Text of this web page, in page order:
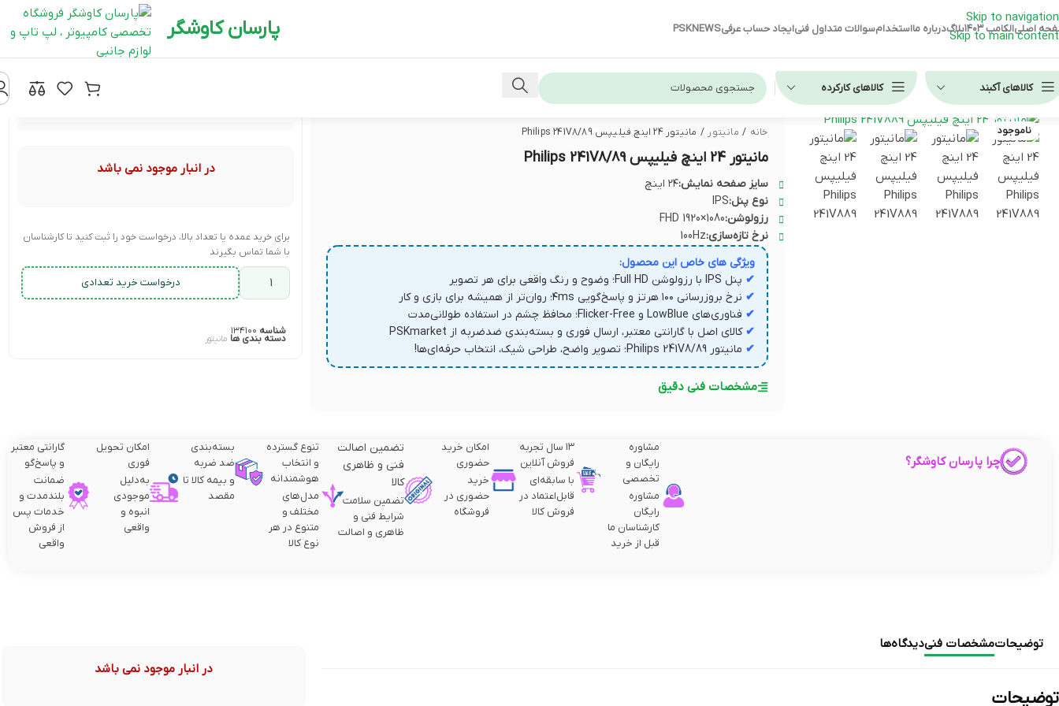
Skip to navigation
Skip to main content
اصلیالکامپ ۱۴۰۳ بلاگدرباره مااستخدامسوالات متداول فنیایجاد حساب عرفیPSKNEWS پارسان کاوشگر
کالاهای آکبند کالاهای کارکرده
لپ تاپ استوک HP
لپ تاپ استوک دل
لپ تاپ استوک لنوو
ناموجود خانه / مانیتور / مانیتور 24 اینچ فیلیپس Philips 241V8/89
مانیتور 24 اینچ فیلیپس Philips 241V8/89
سایز صفحه نمایش:۲۴ اینچ
نوع پنل:IPS
رزولوشن:FHD 1920×1080
نرخ تازه‌سازی:100Hz
ویژگی های خاص این محصول:
✔ پنل IPS با رزولوشن Full HD؛ وضوح و رنگ واقعی برای هر تصویر
✔ نرخ بروزرسانی ۱۰۰ هرتز و پاسخ‌گویی ۴ms؛ روان‌تر از همیشه برای بازی و کار
✔ فناوری‌های LowBlue و Flicker-Free؛ محافظ چشم در استفاده طولانی‌مدت
✔کالای اصل با گارانتی معتبر، ارسال فوری و بسته‌بندی ضدضربه از PSKmarket
✔ مانیتور Philips 241V8/89؛ تصویر واضح، طراحی شیک، انتخاب حرفه‌ای‌ها!
مشخصات فنی دقیق
در انبار موجود نمی باشد
برای خرید عمده یا تعداد بالا، درخواست خود را ثبت کنید تا کارشناسان
با شما تماس بگیرند
درخواست خرید تعدادی
شناسه ۱۳۴۱۰۰
دسته بندی ها مانیتور
چرا پارسان کاوشگر؟
مشاوره
رایگان و
تخصصی
مشاوره
رایگان
کارشناسان ما
قبل از خرید
۱۳ سال تجربه
فروش آنلاین
با سابقه‌ای
قابل‌اعتماد در
فروش کالا
امکان خرید
حضوری
خرید
حضوری در
فروشگاه
تضمین اصالت
فنی و ظاهری
کالا
تضمین سلامت
شرایط فنی و
ظاهری و اصالت
تنوع گسترده
و انتخاب
هوشمندانه
مدل‌های
مختلف و
متنوع در هر
نوع کالا
بسته‌بندی
ضد ضربه
و بیمه کالا تا
مقصد
امکان تحویل
فوری
به‌دلیل
موجودی
انبوه و
واقعی
گارانتی معتبر
و پاسخ‌گو
ضمانت
بلندمدت و
خدمات پس
از فروش
واقعی
توضیحاتمشخصات فنیدیدگاه‌ها
توضیحات
در انبار موجود نمی باشد